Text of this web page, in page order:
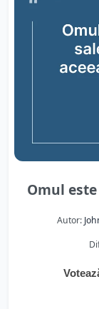
Omul
Autor: